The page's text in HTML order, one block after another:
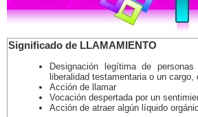
Significado de LLAMAMIENTO
Designación legítima de
liberalidad testamentaria o un
Acción de llamar
Vocación despertada por un
Acción de atraer algún líquido